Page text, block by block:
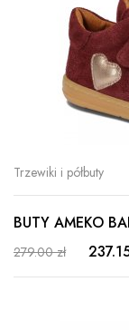
Trzewiki i półbuty
BUTY AMEKO
279.00 zł